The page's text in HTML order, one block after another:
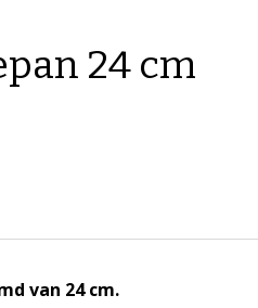
24 cm
van 24 cm.